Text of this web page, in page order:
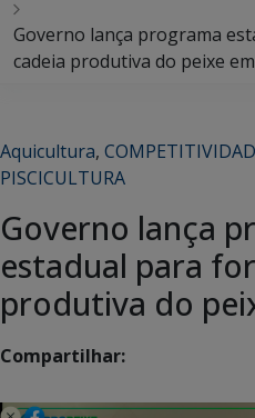
Governo lança programa
cadeia produtiva do peixe
Aquicultura,
PISCICULTURA
Governo lança
estadual para
produtiva do
Compartilhar: